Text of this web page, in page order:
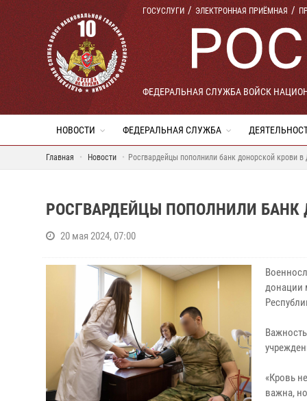
ГОСУСЛУГИ ЭЛЕКТРОННАЯ ПРИЁМНАЯ
ФЕДЕРАЛЬНАЯ СЛУЖБА ВОЙСК
НОВОСТИ ФЕДЕРАЛЬНАЯ СЛУЖБА
Главная Новости Росгвардейцы пополнили банк донорской крови
РОСГВАРДЕЙЦЫ ПОПОЛНИЛИ БАНК
20 мая 2024, 07:00
донации
«Кровь
важна,